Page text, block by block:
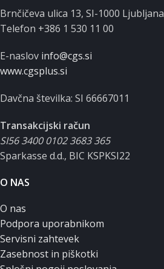
Brnčičeva ulica 13, SI-1000 Ljubljana
Telefon +386 1 530 11 00
E-naslov info@cgs.si
www.cgsplus.si
Davčna številka: SI 66667011
Transakcijski račun
SI56 3400 0102 3683 365
Sparkasse d.d., BIC KSPKSI22
O NAS
O nas
Podpora uporabnikom
Servisni zahtevek
Zasebnost in piškotki